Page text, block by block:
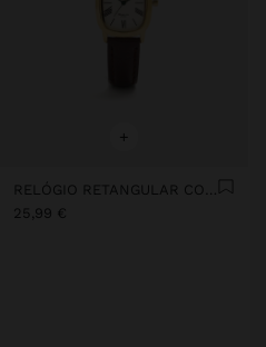
+
RELÓGIO RETANGULAR COM PULSEIRA EFEITO PELE
25,99 €